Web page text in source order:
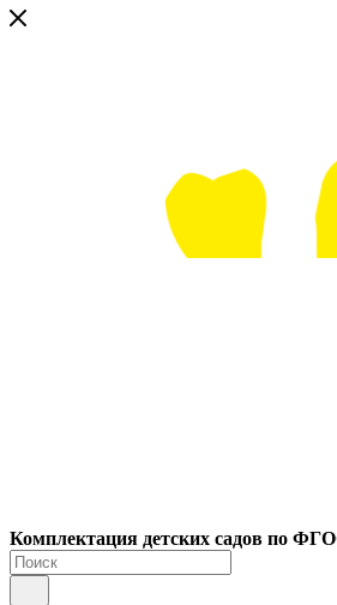
Комплектация детских садов по